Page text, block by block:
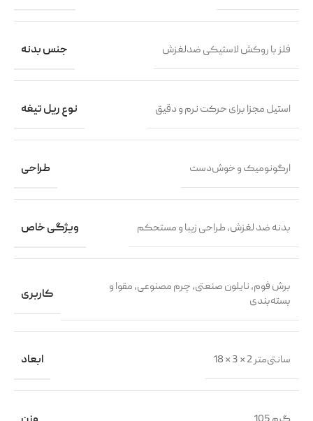
جنس بدنه فلز با روکش لاستیکی ضدلغزش
نوع ریل تیغه استیل مجزا برای حرکت نرم و دقیق
طراحی ارگونومیک و خوش‌دست
ویژگی خاص بدنه ضد لغزش، طراحی زیبا و مستحکم
کاربری
برش فوم، نایلون صنعتی، چرم مصنوعی، مقوا و
بسته‌بندی
ابعاد 18 × 3 × 2 سانتی‌متر